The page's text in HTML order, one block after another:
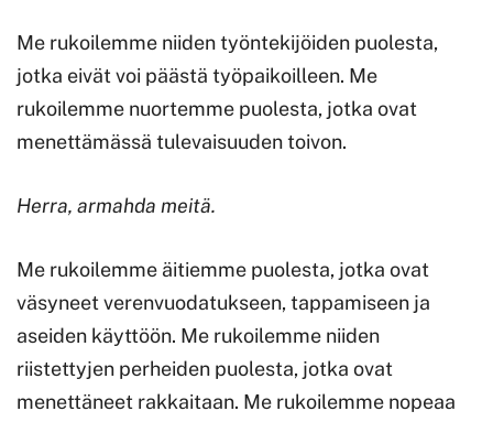
Me rukoilemme niiden työntekijöiden puolesta,
jotka eivät voi päästä työpaikoilleen. Me
rukoilemme nuortemme puolesta, jotka ovat
menettämässä tulevaisuuden toivon.
Herra, armahda meitä.
Me rukoilemme äitiemme puolesta, jotka ovat
väsyneet verenvuodatukseen, tappamiseen ja
aseiden käyttöön. Me rukoilemme niiden
riistettyjen perheiden puolesta, jotka ovat
menettäneet rakkaitaan. Me rukoilemme nopeaa